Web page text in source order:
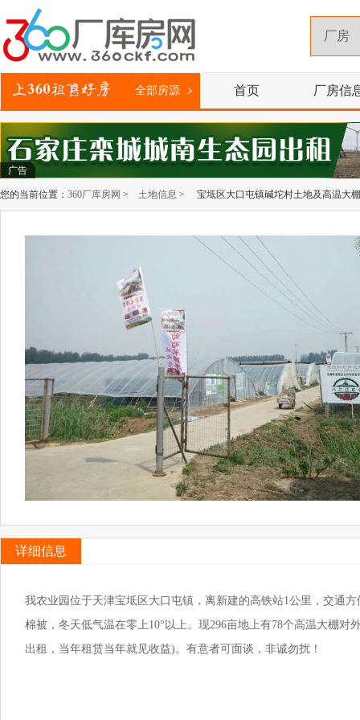
全部房源 首页 厂房信
广告
您的当前位置： 360厂库房网 > 土地信息 > 宝坻区大口屯镇碱坨村土地及高温大
详细信息
我农业园位于天津宝坻区大口屯镇，离新建的高铁站1公里，交通
棉被，冬天低气温在零上10°以上。现296亩地上有78个高温大棚
出租，当年租赁当年就见收益)。有意者可面谈，非诚勿扰！